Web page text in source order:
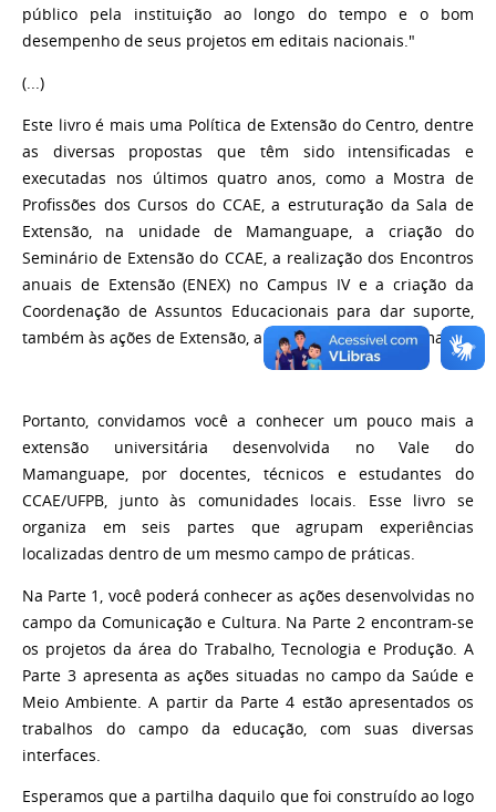
público pela instituição ao longo do tempo e o bom
desempenho de seus projetos em editais nacionais."
(...)
Este livro é mais uma Política de Extensão do Centro, dentre
as diversas propostas que têm sido intensificadas e
executadas nos últimos quatro anos, como a Mostra de
Profissões dos Cursos do CCAE, a estruturação da Sala de
Extensão, na unidade de Mamanguape, a criação do
Seminário de Extensão do CCAE, a realização dos Encontros
anuais de Extensão (ENEX) no Campus IV e a criação da
Coordenação de Assuntos Educacionais para dar suporte,
também às ações de Extensão, apenas para citar algumas.
Portanto, convidamos você a conhecer um pouco mais a
extensão universitária desenvolvida no Vale do
Mamanguape, por docentes, técnicos e estudantes do
CCAE/UFPB, junto às comunidades locais. Esse livro se
organiza em seis partes que agrupam experiências
localizadas dentro de um mesmo campo de práticas.
Na Parte 1, você poderá conhecer as ações desenvolvidas no
campo da Comunicação e Cultura. Na Parte 2 encontram-se
os projetos da área do Trabalho, Tecnologia e Produção. A
Parte 3 apresenta as ações situadas no campo da Saúde e
Meio Ambiente. A partir da Parte 4 estão apresentados os
trabalhos do campo da educação, com suas diversas
interfaces.
Esperamos que a partilha daquilo que foi construído ao logo